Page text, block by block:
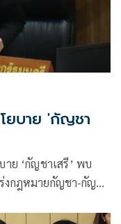
ยบาย 'กัญชา
ย ‘กัญชาเสรี’ พบ
กฎหมายกัญชา-กัญชง